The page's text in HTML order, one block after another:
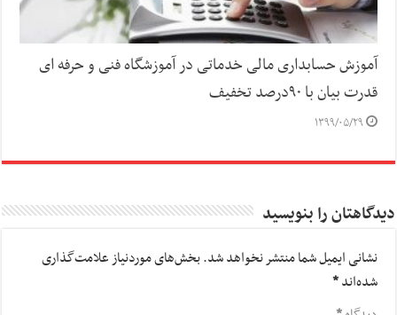
آموزش حسابداری مالی خدماتی در آموزشگاه فنی و حرفه ای
قدرت بیان با ۹۰درصد تخفیف
۱۳۹۹/۰۵/۲۹
دیدگاهتان را بنویسید
نشانی ایمیل شما منتشر نخواهد شد.بخش‌های موردنیاز علامت‌گذاری
شده‌اند*